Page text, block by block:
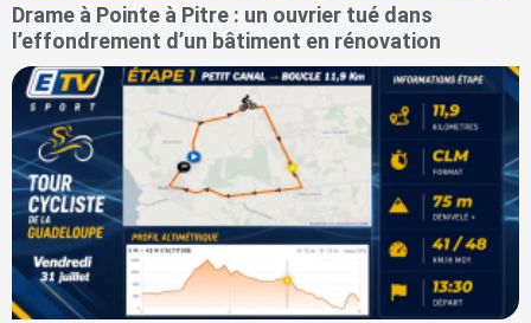
Drame à Pointe à Pitre : un ouvrier tué dans
l’effondrement d’un bâtiment en rénovation